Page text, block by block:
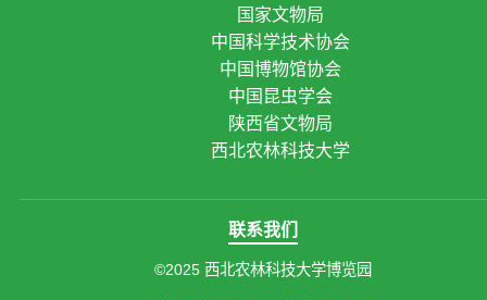
国家文物局
中国科学技术协会
中国博物馆协会
中国昆虫学会
陕西省文物局
西北农林科技大学
联系我们
©2025 西北农林科技大学博览园